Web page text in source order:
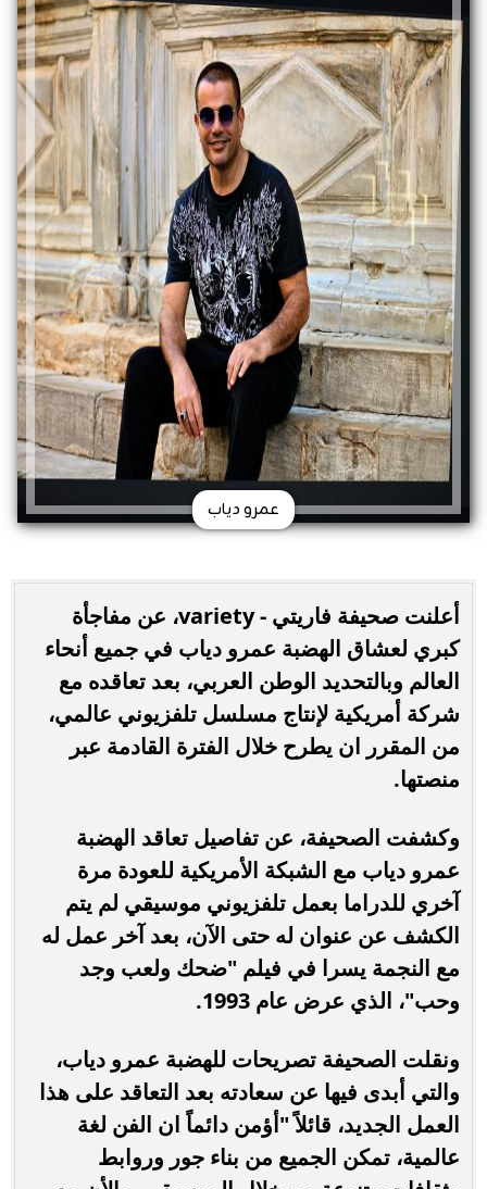
عمرو دياب
أعلنت صحيفة فاريتي - variety، عن مفاجأة
كبري لعشاق الهضبة عمرو دياب في جميع أنحاء
العالم وبالتحديد الوطن العربي، بعد تعاقده مع
شركة أمريكية لإنتاج مسلسل تلفزيوني عالمي،
من المقرر ان يطرح خلال الفترة القادمة عبر
منصتها.
وكشفت الصحيفة، عن تفاصيل تعاقد الهضبة
عمرو دياب مع الشبكة الأمريكية للعودة مرة
آخري للدراما بعمل تلفزيوني موسيقي لم يتم
الكشف عن عنوان له حتى الآن، بعد آخر عمل له
مع النجمة يسرا في فيلم "ضحك ولعب وجد
وحب"، الذي عرض عام 1993.
ونقلت الصحيفة تصريحات للهضبة عمرو دياب،
والتي أبدى فيها عن سعادته بعد التعاقد على هذا
العمل الجديد، قائلاً "أؤمن دائماً ان الفن لغة
عالمية، تمكن الجميع من بناء جور وروابط